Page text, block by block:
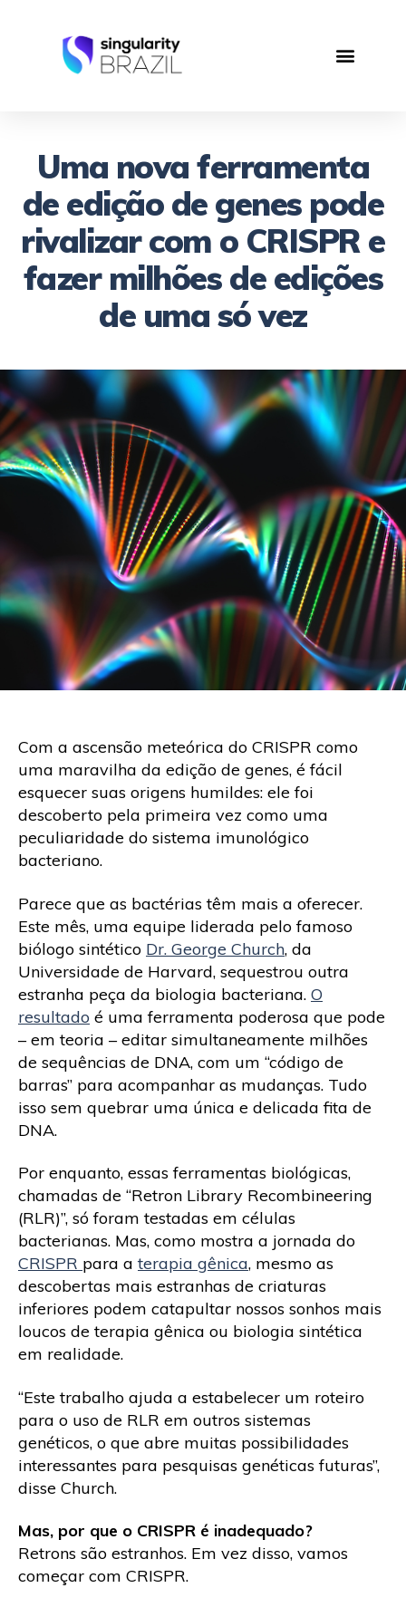
Uma nova ferramenta
de edição de genes pode
rivalizar com o CRISPR e
fazer milhões de edições
de uma só vez
Com a ascensão meteórica do CRISPR como
uma maravilha da edição de genes, é fácil
esquecer suas origens humildes: ele foi
descoberto pela primeira vez como uma
peculiaridade do sistema imunológico
bacteriano.
Parece que as bactérias têm mais a oferecer.
Este mês, uma equipe liderada pelo famoso
biólogo sintético Dr. George Church, da
Universidade de Harvard, sequestrou outra
estranha peça da biologia bacteriana. O
resultado é uma ferramenta poderosa que pode
– em teoria – editar simultaneamente milhões
de sequências de DNA, com um “código de
barras” para acompanhar as mudanças. Tudo
isso sem quebrar uma única e delicada fita de
DNA.
Por enquanto, essas ferramentas biológicas,
chamadas de “Retron Library Recombineering
(RLR)”, só foram testadas em células
bacterianas. Mas, como mostra a jornada do
CRISPR para a terapia gênica, mesmo as
descobertas mais estranhas de criaturas
inferiores podem catapultar nossos sonhos mais
loucos de terapia gênica ou biologia sintética
em realidade.
“Este trabalho ajuda a estabelecer um roteiro
para o uso de RLR em outros sistemas
genéticos, o que abre muitas possibilidades
interessantes para pesquisas genéticas futuras”,
disse Church.
Mas, por que o CRISPR é inadequado?
Retrons são estranhos. Em vez disso, vamos
começar com CRISPR.